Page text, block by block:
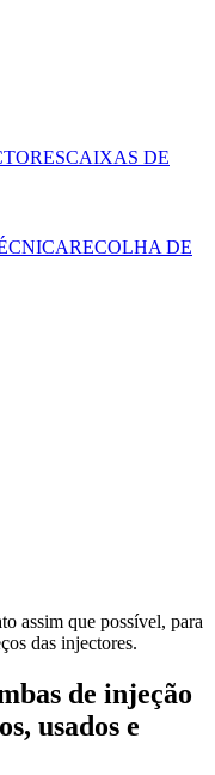
CAIXAS DE
RECOLHA DE
assim que possível, para
das injectores.
de injeção
usados e